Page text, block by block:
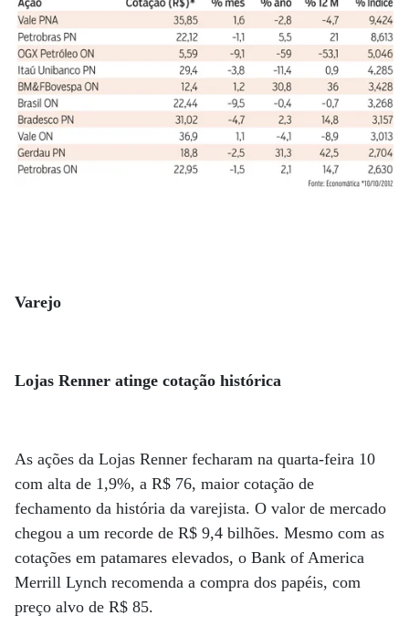
Varejo
Lojas Renner atinge cotação histórica
As ações da Lojas Renner fecharam na quarta-feira 10
com alta de 1,9%, a R$ 76, maior cotação de
fechamento da história da varejista. O valor de mercado
chegou a um recorde de R$ 9,4 bilhões. Mesmo com as
cotações em patamares elevados, o Bank of America
Merrill Lynch recomenda a compra dos papéis, com
preço alvo de R$ 85.